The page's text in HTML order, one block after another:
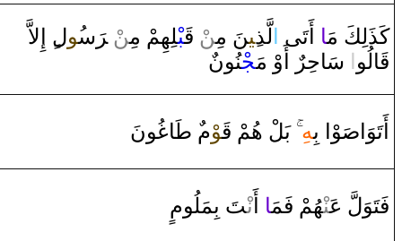
كَذَلِكَ مَ‍‍ا ‌ ‌أَتَى‌ لَّذ‍ِ‍ي‍‍نَ مِ‍‌‍ن قَ‍‍بْ‍‍لِهِمْ مِ‍‌‍ن ْ ‌‍رَس‍‍ُ‍ول‌ ‌ ‌إِلاَّ‌
قَ‍‍الُو ‌ سَاحِرٌ‌ ‌أَ‌وْ‌ مَ‍‍جْ‍‍نُونٌ
أَتَوَ‌ا صَ‍‍وْ‌ا‌ بِ‍‍هِ بَلْ هُمْ قَ‍‍وْم‌ طَ‍‍اغُ‍‍ونَ
فَتَوَلَّ عَ‍‌‍نْ‍‍هُمْ فَمَ‍‍ا نْ‍‍تَ بِمَلُومٍ